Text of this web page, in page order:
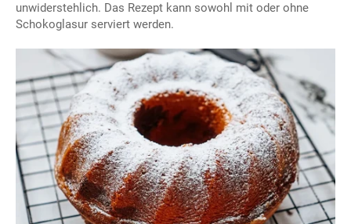
unwiderstehlich. Das Rezept kann sowohl mit oder ohne
Schokoglasur serviert werden.